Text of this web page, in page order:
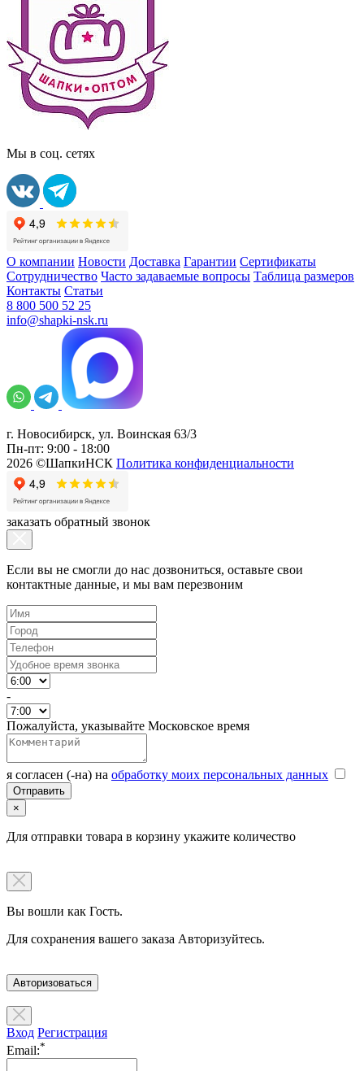
Мы в соц. сетях
О компании Новости Доставка Гарантии Сертификаты
Сотрудничество Часто задаваемые вопросы Таблица размеров
Контакты Статьи
8 800 500 52 25
info@shapki-nsk.ru
г. Новосибирск, ул. Воинская 63/3
Пн-пт: 9:00 - 18:00
2026 ©ШапкиНСК Политика конфиденциальности
заказать обратный звонок
Если вы не смогли до нас дозвониться, оставьте свои
контактные данные, и мы вам перезвоним
-
Пожалуйста, указывайте Московское время
я согласен (-на) на обработку моих персональных данных
×
Для отправки товара в корзину укажите количество
Вы вошли как Гость.
Для сохранения вашего заказа Авторизуйтесь.
Авторизоваться
Вход Регистрация
Email:*